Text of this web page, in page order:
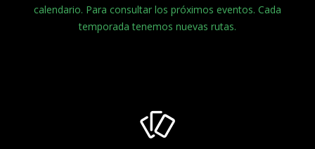
calendario. Para consultar los próximos eventos. Cada
temporada tenemos nuevas rutas.